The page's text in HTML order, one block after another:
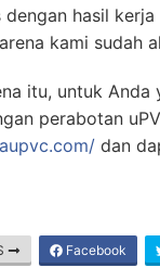
dengan hasil
kami sudah
itu, untuk
perabotan
dan
Facebook